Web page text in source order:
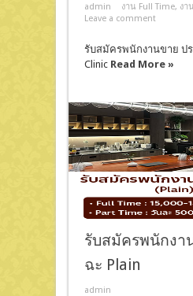
admin งาน Full Time, งา
Leave a comment
รับสมัครพนักงานขาย ปร
Clinic Read More »
รับสมัครพนักงา
ฉะ Plain
admin